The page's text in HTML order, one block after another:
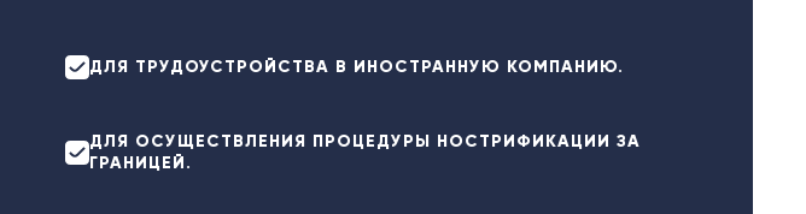
ДЛЯ ТРУДОУСТРОЙСТВА В ИНОСТРАННУЮ КОМПАНИЮ.
ДЛЯ ОСУЩЕСТВЛЕНИЯ ПРОЦЕДУРЫ НОСТРИФИКАЦИИ ЗА
ГРАНИЦЕЙ.